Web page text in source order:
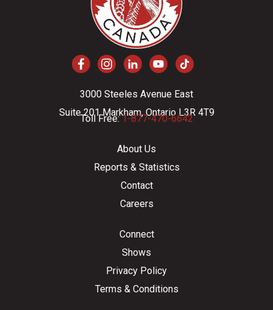
3000 Steeles Avenue East
Suite 201 Markham, Ontario L3R 4T9
Toll Free:1-877-470-6642
About Us
Reports & Statistics
Contact
Careers
Connect
Shows
Privacy Policy
Terms & Conditions